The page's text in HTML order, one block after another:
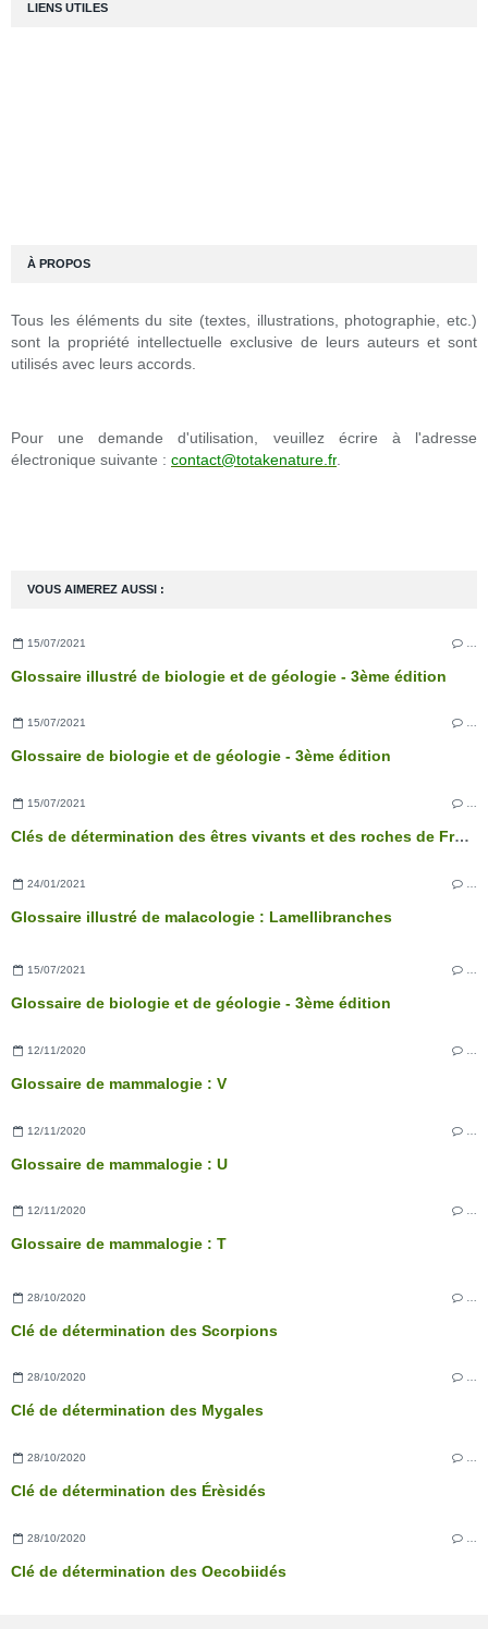
VOUS AIMEREZ AUSSI :
15/07/2021
Glossaire illustré de biologie et de géologie - 3ème édition
15/07/2021 …
Glossaire de biologie et de géologie - 3ème édition
15/07/2021
Clés de détermination des êtres vivants et des roches de France - 3ème édition
24/01/2021
Glossaire illustré de malacologie : Lamellibranches
15/07/2021 …
Glossaire de biologie et de géologie - 3ème édition
12/11/2020
Glossaire de mammalogie : V
12/11/2020
Glossaire de mammalogie : U
12/11/2020
Glossaire de mammalogie : T
28/10/2020
Clé de détermination des Scorpions
28/10/2020 …
Clé de détermination des Mygales
28/10/2020
Clé de détermination des Érèsidés
28/10/2020
Clé de détermination des Oecobiidés
LIENS UTILES
À PROPOS
Tous les éléments du site (textes, illustrations, photographie, etc.)
sont la propriété intellectuelle exclusive de leurs auteurs et sont
utilisés avec leurs accords.
Pour une demande d'utilisation, veuillez écrire à l'adresse
électronique suivante : contact@totakenature.fr